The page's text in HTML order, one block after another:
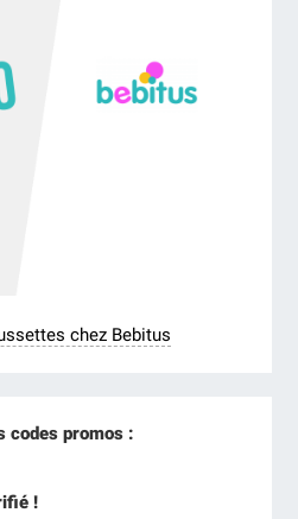
chez Bebitus
codes promos :
!